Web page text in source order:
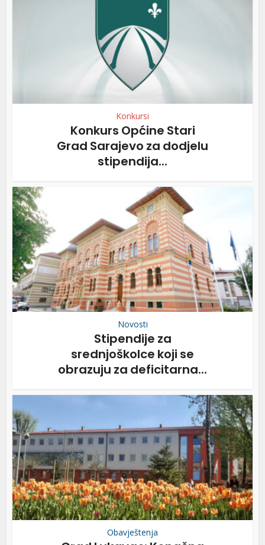
Konkursi
Konkurs Općine Stari
Grad Sarajevo za dodjelu
stipendija...
Novosti
Stipendije za
srednjoškolce koji se
obrazuju za deficitarna...
Obavještenja